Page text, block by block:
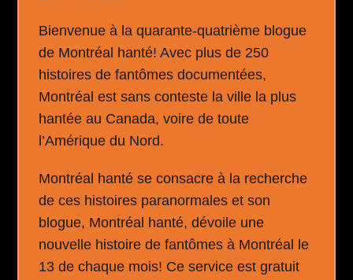
Bienvenue à la quarante-quatrième blogue
de Montréal hanté! Avec plus de 250
histoires de fantômes documentées,
Montréal est sans conteste la ville la plus
hantée au Canada, voire de toute
l’Amérique du Nord.
Montréal hanté se consacre à la recherche
de ces histoires paranormales et son
blogue, Montréal hanté, dévoile une
nouvelle histoire de fantômes à Montréal le
13 de chaque mois! Ce service est gratuit